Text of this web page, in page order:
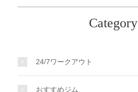
Category
24/7ワークアウト
おすすめジム